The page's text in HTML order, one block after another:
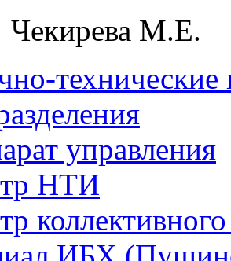
Чекирева М.Е.
технические
управления
НТИ